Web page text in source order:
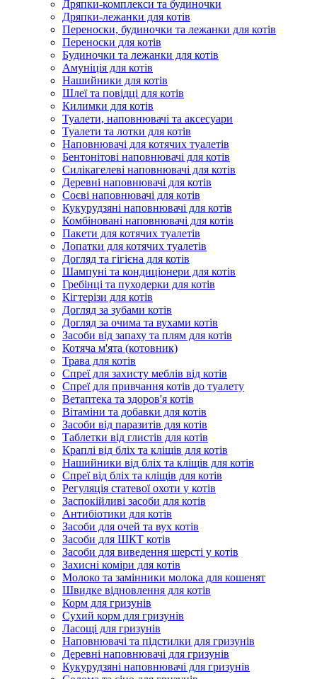
Дряпки-комплекси та будиночки
Дряпки-лежанки для котів
Переноски, будиночки та лежанки для котів
Переноски для котів
Будиночки та лежанки для котів
Амуніція для котів
Нашийники для котів
Шлеї та повідці для котів
Килимки для котів
Туалети, наповнювачі та аксесуари
Туалети та лотки для котів
Наповнювачі для котячих туалетів
Бентонітові наповнювачі для котів
Силікагелеві наповнювачі для котів
Деревні наповнювачі для котів
Соєві наповнювачі для котів
Кукурудзяні наповнювачі для котів
Комбіновані наповнювачі для котів
Пакети для котячих туалетів
Лопатки для котячих туалетів
Догляд та гігієна для котів
Шампуні та кондиціонери для котів
Гребінці та пуходерки для котів
Кігтерізи для котів
Догляд за зубами котів
Догляд за очима та вухами котів
Засоби від запаху та плям для котів
Котяча м'ята (котовник)
Трава для котів
Спреї для захисту меблів від котів
Спреї для привчання котів до туалету
Ветаптека та здоров'я котів
Вітаміни та добавки для котів
Засоби від паразитів для котів
Таблетки від глистів для котів
Краплі від бліх та кліщів для котів
Нашийники від бліх та кліщів для котів
Спреї від бліх та кліщів для котів
Регуляція статевої охоти у котів
Заспокійливі засоби для котів
Антибіотики для котів
Засоби для очей та вух котів
Засоби для ШКТ котів
Засоби для виведення шерсті у котів
Захисні коміри для котів
Молоко та замінники молока для кошенят
Швидке відновлення для котів
Корм для гризунів
Сухий корм для гризунів
Ласощі для гризунів
Наповнювачі та підстилки для гризунів
Деревні наповнювачі для гризунів
Кукурудзяні наповнювачі для гризунів